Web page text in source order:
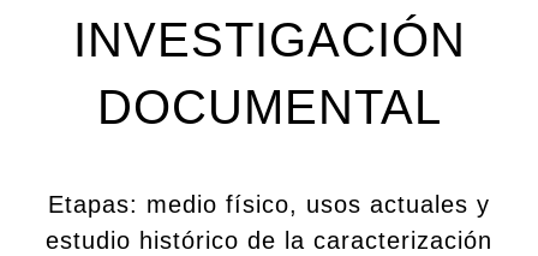
INVESTIGACIÓN
DOCUMENTAL
Etapas: medio físico, usos actuales y
estudio histórico de la caracterización